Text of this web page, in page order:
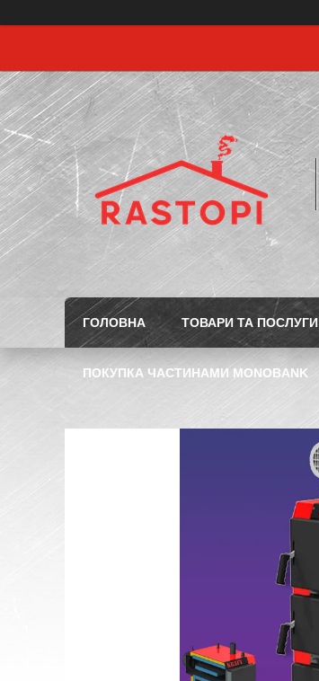
ГОЛОВНА ТОВАРИ ТА ПОСЛУГИ
ПОКУПКА ЧАСТИНАМИ MONOBANK